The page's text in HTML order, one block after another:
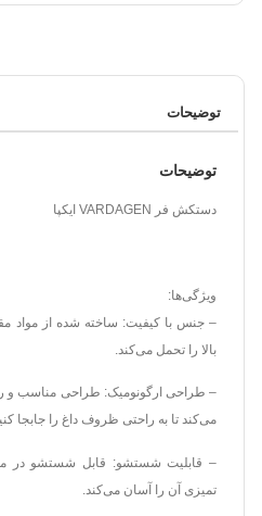
توضیحات
توضیحات
دستکش فر VARDAGEN ایکپا
ویژگی‌ها:
– جنس با کیفیت: ساخته شده از مواد
بالا را تحمل می‌کند.
– طراحی ارگونومیک: طراحی مناسب و
می‌کند تا به راحتی ظروف داغ را جابجا
– قابلیت شستشو: قابل شستشو در
تمیزی آن را آسان می‌کند.